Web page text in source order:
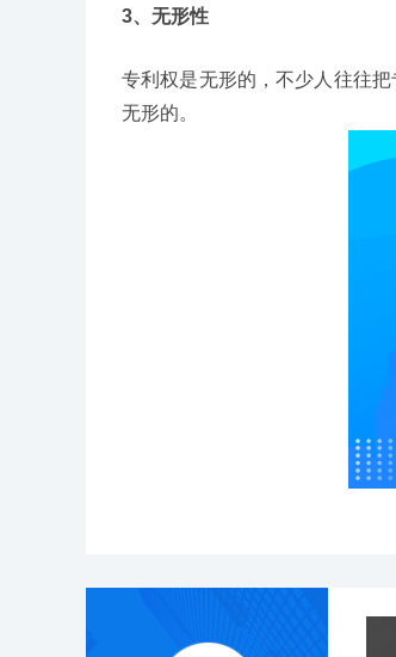
3、无形性
专利权是无形的，不少人往往
无形的。